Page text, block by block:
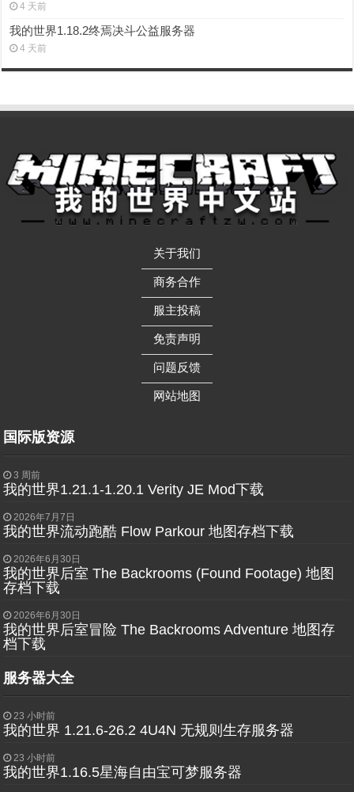
4 天前
我的世界1.18.2终焉决斗公益服务器
4 天前
关于我们
——————
商务合作
——————
服主投稿
——————
免责声明
——————
问题反馈
——————
网站地图
国际版资源
3 周前
我的世界1.21.1-1.20.1 Verity JE Mod下载
2026年7月7日
我的世界流动跑酷 Flow Parkour 地图存档下载
2026年6月30日
我的世界后室 The Backrooms (Found Footage) 地图
存档下载
2026年6月30日
我的世界后室冒险 The Backrooms Adventure 地图存
档下载
服务器大全
23 小时前
我的世界 1.21.6-26.2 4U4N 无规则生存服务器
23 小时前
我的世界1.16.5星海自由宝可梦服务器